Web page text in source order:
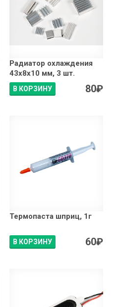
Радиатор охлаждения
43x8x10 мм, 3 шт.
В КОРЗИНУ 80₽
Термопаста шприц, 1г
В КОРЗИНУ 60₽